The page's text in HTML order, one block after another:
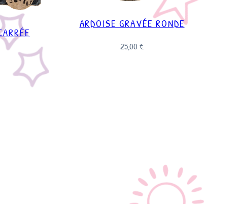
ARDOISE GRAVÉE RONDE
25,00 €